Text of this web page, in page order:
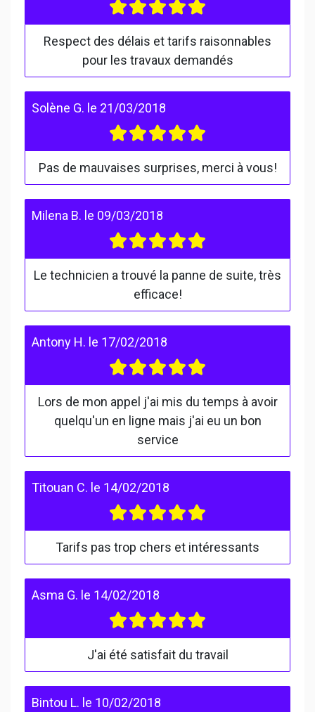
Respect des délais et tarifs raisonnables
pour les travaux demandés
Solène G. le 21/03/2018
Pas de mauvaises surprises, merci à vous!
Milena B. le 09/03/2018
Le technicien a trouvé la panne de suite, très
efficace!
Antony H. le 17/02/2018
Lors de mon appel j'ai mis du temps à avoir
quelqu'un en ligne mais j'ai eu un bon
service
Titouan C. le 14/02/2018
Tarifs pas trop chers et intéressants
Asma G. le 14/02/2018
J'ai été satisfait du travail
Bintou L. le 10/02/2018